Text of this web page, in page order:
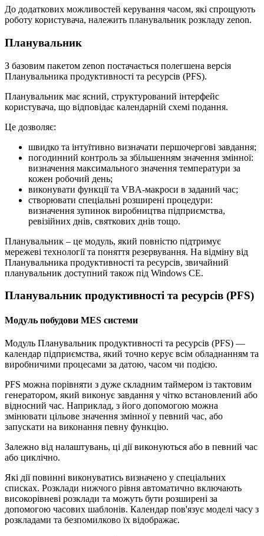
До додаткових можливостей керування часом, які спрощують
роботу користувача, належить планувальник розкладу zenon.
Планувальник
З базовим пакетом zenon постачається полегшена версія
Планувальника продуктивності та ресурсів (PFS).
Планувальник має ясний, структурований інтерфейс
користувача, що відповідає календарній схемі подання.
Це дозволяє:
швидко та інтуїтивно визначати першочергові завдання;
погодинний контроль за збільшенням значення змінної:
визначення максимального значення температури за
кожен робочий день;
виконувати функції та VBA-макроси в заданий час;
створювати спеціальні розширені процедури:
визначення зупинок виробництва підприємства,
ревізійних днів, святкових днів тощо.
Планувальник – це модуль, який повністю підтримує
мережеві технології та поняття резервування. На відміну від
Планувальника продуктивності та ресурсів, звичайний
планувальник доступний також під Windows CE.
Планувальник продуктивності та ресурсів (PFS)
Модуль побудови MES системи
Модуль Планувальник продуктивності та ресурсів (PFS) —
календар підприємства, який точно керує всім обладнанням та
виробничими процесами за датою, часом чи подією.
PFS можна порівняти з дуже складним таймером із тактовим
генератором, який виконує завдання у чітко встановлений або
відносний час. Наприклад, з його допомогою можна
змінювати цільове значення змінної у певний час, або
запускати на виконання певну функцію.
Залежно від налаштувань, ці дії виконуються або в певний час
або циклічно.
Які дії повинні виконуватись визначено у спеціальних
списках. Розклади нижчого рівня автоматично включають
високорівневі розклади та можуть бути розширені за
допомогою часових шаблонів. Календар пов'язує моделі часу з
розкладами та безпомилково їх відображає.